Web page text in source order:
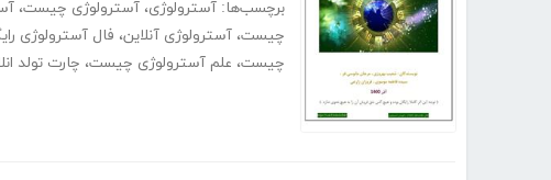
برچسب‌ها: آسترولوژی، آسترولوژی چیست،
چیست، آسترولوژی آنلاین، فال آسترولوژی
چیست، علم آسترولوژی چیست، چارت تولد